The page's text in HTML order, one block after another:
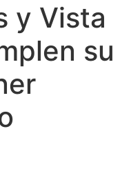
y Vista
su